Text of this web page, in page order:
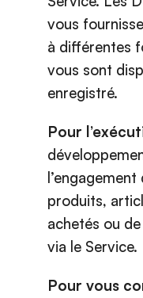
vous
à différentes
vous sont
enregistré.
Pour
produits,
achetés ou
via le Service.
Pour vous